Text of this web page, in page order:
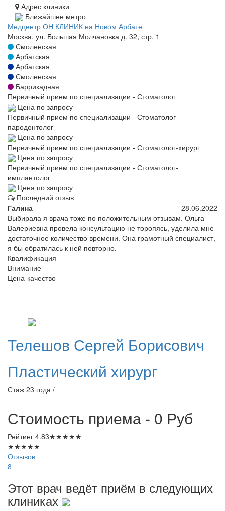
Адрес клиники
Ближайшее метро
Медцентр ОН КЛИНИК на Новом Арбате
Москва, ул. Большая Молчановка д. 32, стр. 1
Смоленская
Арбатская
Арбатская
Смоленская
Баррикадная
Первичный прием по специализации - Стоматолог
Цена по запросу
Первичный прием по специализации - Стоматолог-
пародонтолог
Цена по запросу
Первичный прием по специализации - Стоматолог-хирург
Цена по запросу
Первичный прием по специализации - Стоматолог-
имплантолог
Цена по запросу
Последний отзыв
Галина
28.06.2022
Выбирала я врача тоже по положительным отзывам. Ольга
Валериевна провела консультацию не торопясь, уделила мне
достаточное количество времени. Она грамотный специалист,
я бы обратилась к ней повторно.
Квалификация
Внимание
Цена-качество
Телешов Сергей Борисович
Пластический хирург
Стаж 23 года /
Стоимость приема - 0 Руб
Рейтинг 4.83★★★★★
★★★★★
Отзывов
8
Этот врач ведёт приём в следующих
клиниках